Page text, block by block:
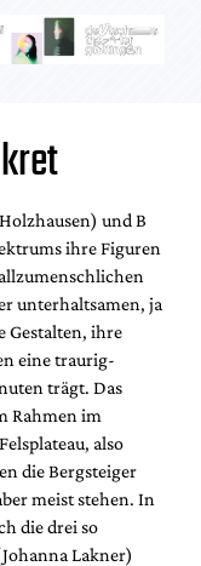
und B
ihre Figuren
unterhaltsamen, ja
Gestalten, ihre
eine traurig-
trägt. Das
Rahmen im
also
die Bergsteiger
meist stehen. In
die drei so
Lakner)